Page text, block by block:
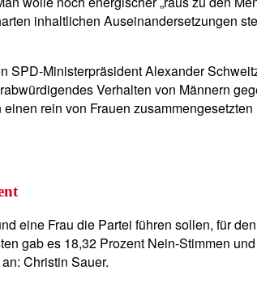
inhaltlichen Auseinandersetzungen
SPD-Ministerpräsident Alexander
Verhalten von Männern
rein von Frauen
eine Frau die Partei führen sollen, für
gab es 18,32 Prozent Nein-Stimmen
Christin Sauer.